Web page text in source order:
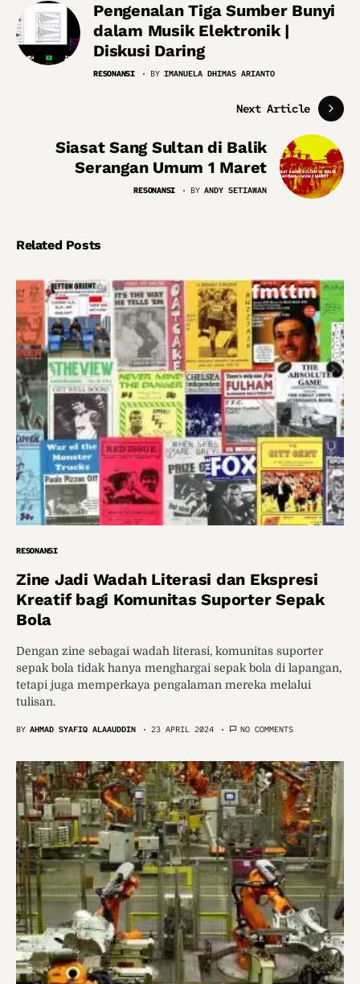
Pengenalan Tiga Sumber Bunyi
dalam Musik Elektronik |
Diskusi Daring
RESONANSI BY IMANUELA DHIMAS ARIANTO
Next Article
Siasat Sang Sultan di Balik
Serangan Umum 1 Maret
RESONANSI BY ANDY SETIAWAN
Related Posts
RESONANSI
Zine Jadi Wadah Literasi dan Ekspresi
Kreatif bagi Komunitas Suporter Sepak
Bola
Dengan zine sebagai wadah literasi, komunitas suporter
sepak bola tidak hanya menghargai sepak bola di lapangan,
tetapi juga memperkaya pengalaman mereka melalui
tulisan.
BY AHMAD SYAFIQ ALAAUDDIN 23 APRIL 2024 NO COMMENTS